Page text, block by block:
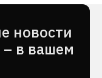
новости
в вашем